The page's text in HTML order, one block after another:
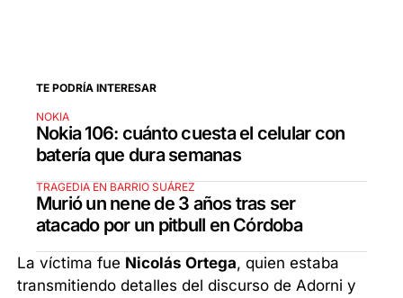
TE PODRÍA INTERESAR
NOKIA
Nokia 106: cuánto cuesta el celular con
batería que dura semanas
TRAGEDIA EN BARRIO SUÁREZ
Murió un nene de 3 años tras ser
atacado por un pitbull en Córdoba
La víctima fue Nicolás Ortega, quien estaba
transmitiendo detalles del discurso de Adorni y